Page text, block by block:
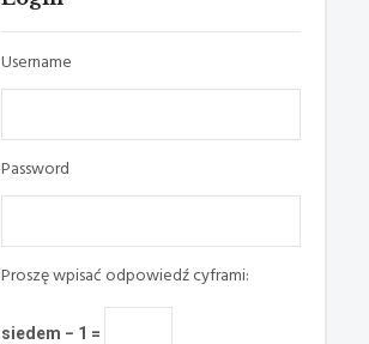
Username
Password
Proszę wpisać odpowiedź cyframi:
siedem − 1 =